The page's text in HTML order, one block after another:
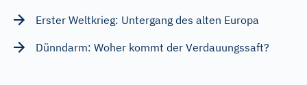
Erster Weltkrieg: Untergang des alten Europa
Dünndarm: Woher kommt der Verdauungssaft?